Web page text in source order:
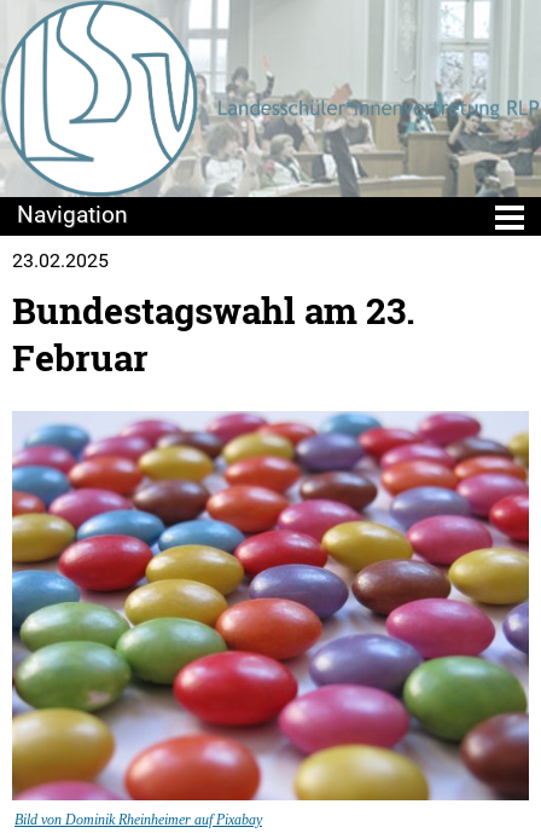
Die LSV
Positionen & Lesestoff
Seminare
Sommercamps
Landesarbeitskreise
SV-Arbeit vor Ort
Du hast Recht(e)
Weitersurfen
Termine
23.02.2025
Bundestagswahl am 23.
Februar
Bild von Dominik Rheinheimer auf Pixabay